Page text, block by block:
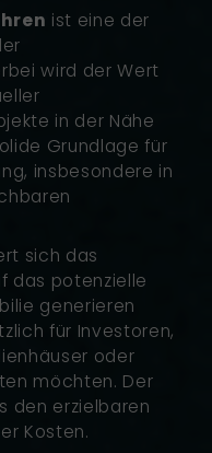
ist eine der
wird der Wert
in der Nähe
Grundlage für
insbesondere in
sich das
das potenzielle
generieren
für Investoren,
oder
möchten. Der
den erzielbaren
Kosten.